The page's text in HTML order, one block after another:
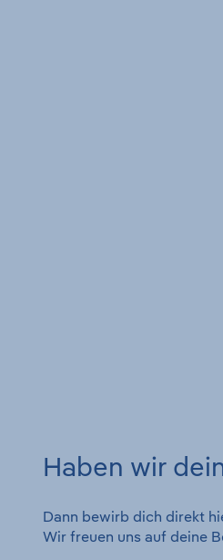
Haben wir
Dann bewirb dich direkt
Wir freuen uns auf deine